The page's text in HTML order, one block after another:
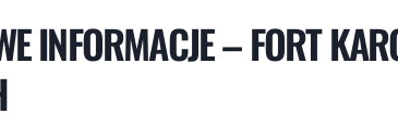
INFORMACJE – FORT